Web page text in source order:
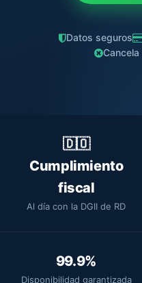
Datos seguros
🇩🇴
Cumplimiento
fiscal
Al día con la DGII de RD
99.9%
Disponibilidad garantizada